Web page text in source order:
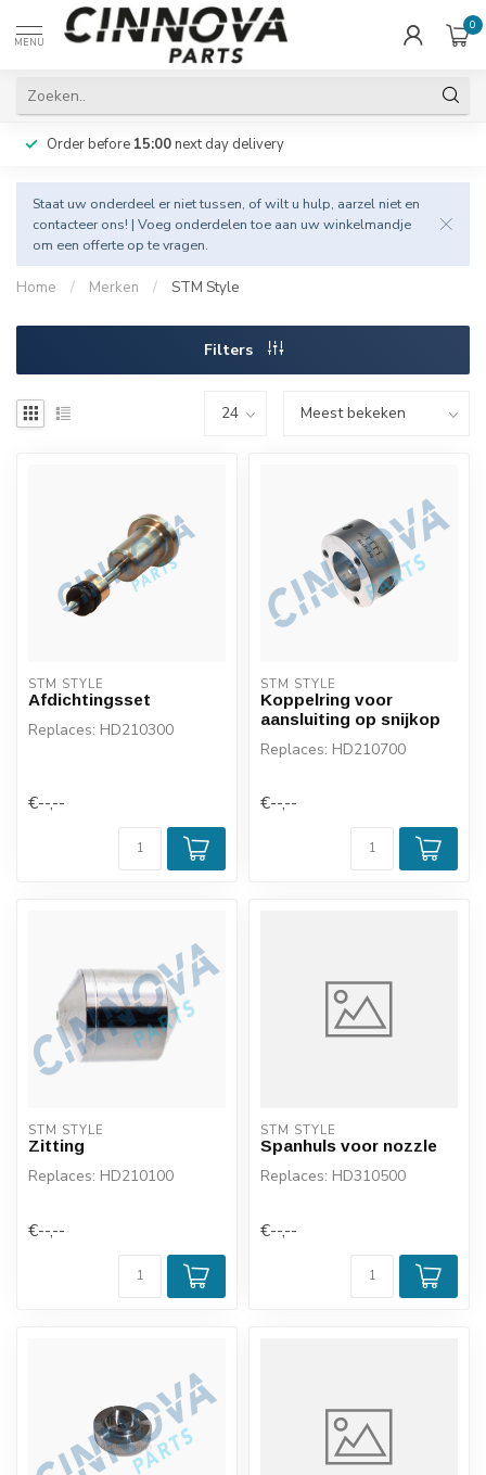
MENU
0
Order before 15:00next day delivery
Staat uw onderdeel er niet tussen, of wilt u hulp, aarzel niet en
contacteer ons! | Voeg onderdelen toe aan uw winkelmandje
om een offerte op te vragen.
Home / Merken / STM Style
Filters
STM STYLE
Afdichtingsset
Replaces: HD210300
€--,--
STM STYLE
Koppelring voor
aansluiting op snijkop
Replaces: HD210700
€--,--
STM STYLE
Zitting
Replaces: HD210100
€--,--
STM STYLE
Spanhuls voor nozzle
Replaces: HD310500
€--,--